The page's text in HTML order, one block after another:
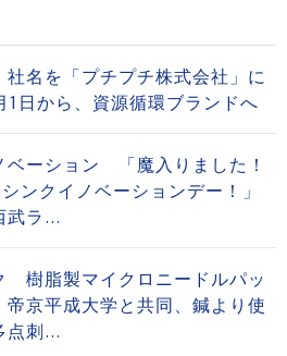
名を「プチプチ株式会社」に
日から、資源循環ブランドへ
ベーション 「魔入りました！
ンクイノベーションデー！」
ラ...
樹脂製マイクロニードルパッ
京平成大学と共同、鍼より使
点刺...